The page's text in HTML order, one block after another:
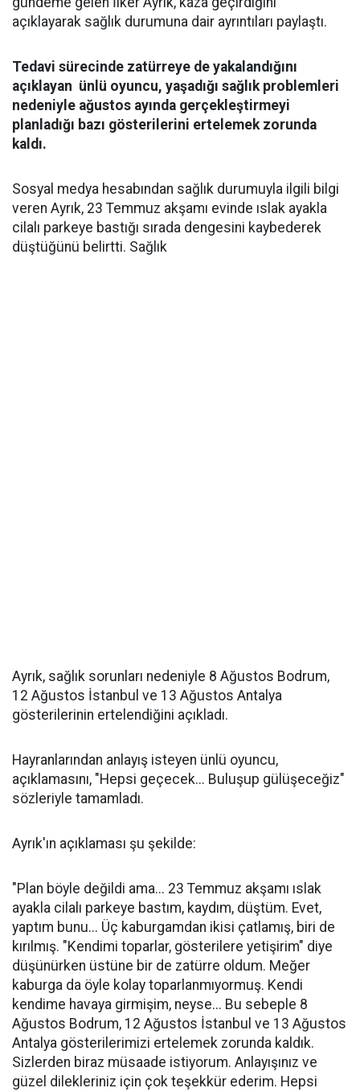
açıklayarak sağlık durumuna dair ayrıntıları paylaştı.
Tedavi sürecinde zatürreye de yakalandığını
açıklayan ünlü oyuncu, yaşadığı sağlık problemleri
nedeniyle ağustos ayında gerçekleştirmeyi
planladığı bazı gösterilerini ertelemek zorunda
kaldı.
Sosyal medya hesabından sağlık durumuyla ilgili bilgi
veren Ayrık, 23 Temmuz akşamı evinde ıslak ayakla
cilalı parkeye bastığı sırada dengesini kaybederek
düştüğünü belirtti. Sağlık
Ayrık, sağlık sorunları nedeniyle 8 Ağustos Bodrum,
12 Ağustos İstanbul ve 13 Ağustos Antalya
gösterilerinin ertelendiğini açıkladı.
Hayranlarından anlayış isteyen ünlü oyuncu,
açıklamasını, "Hepsi geçecek... Buluşup gülüşeceğiz"
sözleriyle tamamladı.
Ayrık'ın açıklaması şu şekilde:
"Plan böyle değildi ama... 23 Temmuz akşamı ıslak
ayakla cilalı parkeye bastım, kaydım, düştüm. Evet,
yaptım bunu... Üç kaburgamdan ikisi çatlamış, biri de
kırılmış. "Kendimi toparlar, gösterilere yetişirim" diye
düşünürken üstüne bir de zatürre oldum. Meğer
kaburga da öyle kolay toparlanmıyormuş. Kendi
kendime havaya girmişim, neyse... Bu sebeple 8
Ağustos Bodrum, 12 Ağustos İstanbul ve 13 Ağustos
Antalya gösterilerimizi ertelemek zorunda kaldık.
Sizlerden biraz müsaade istiyorum. Anlayışınız ve
güzel dilekleriniz için çok teşekkür ederim. Hepsi